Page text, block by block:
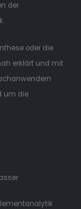
der
oder die
erklärt und mit
um die